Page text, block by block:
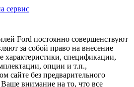
сервис
Ford постоянно совершенствуют
за собой право на внесение
характеристики, спецификации,
опции и т.п.,
сайте без предварительного
внимание на то, что все